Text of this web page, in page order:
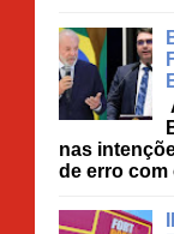
nas
de erro com